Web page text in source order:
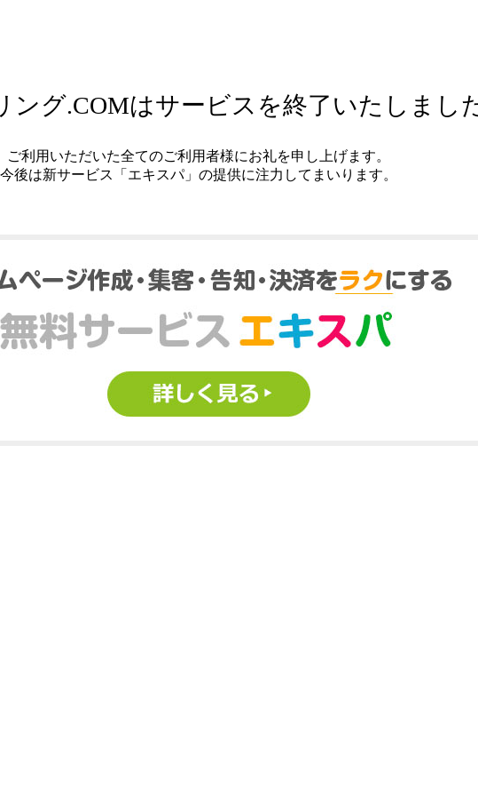
ング.COMはサービスを終了いたしました
ご利用いただいた全てのご利用者様にお礼を申し上げます。
今後は新サービス「エキスパ」の提供に注力してまいります。